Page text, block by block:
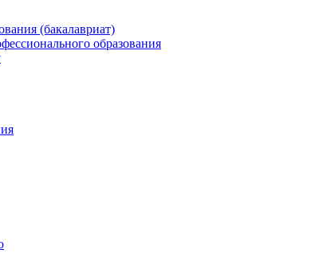
(бакалавриат)
образования